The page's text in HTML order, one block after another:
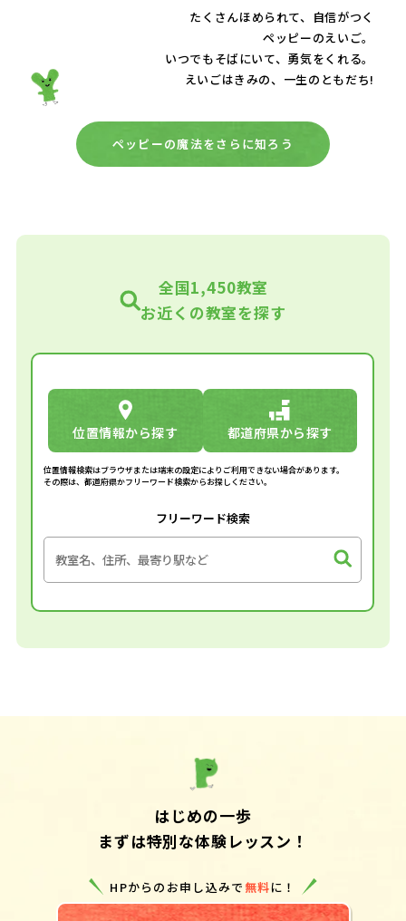
たくさんほめられて、自信がつく
ペッピーのえいご。
いつでもそばにいて、 勇気をくれる。
えいごはきみの、一生のともだち!
ペッピーの魔法をさらに知ろう
全国1,450教室
お近くの教室を探す
位置情報から探す 都道府県から探す
位置情報検索はブラウザまたは端末の設定によりご利用できない場合があります。
その際は、都道府県かフリーワード検索からお探しください。
フリーワード検索
はじめの一歩
まずは特別な体験レッスン！
HPからのお申し込みで無料に！